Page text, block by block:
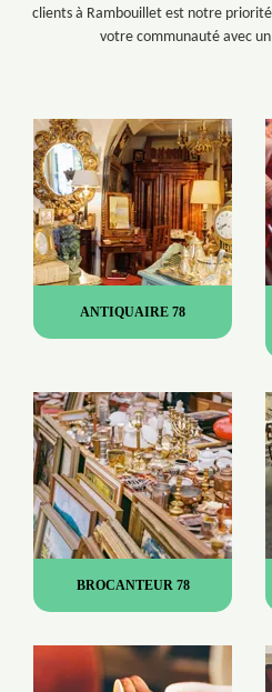
clients à Rambouillet est notre
votre communauté avec
ANTIQUAIRE 78
BROCANTEUR 78